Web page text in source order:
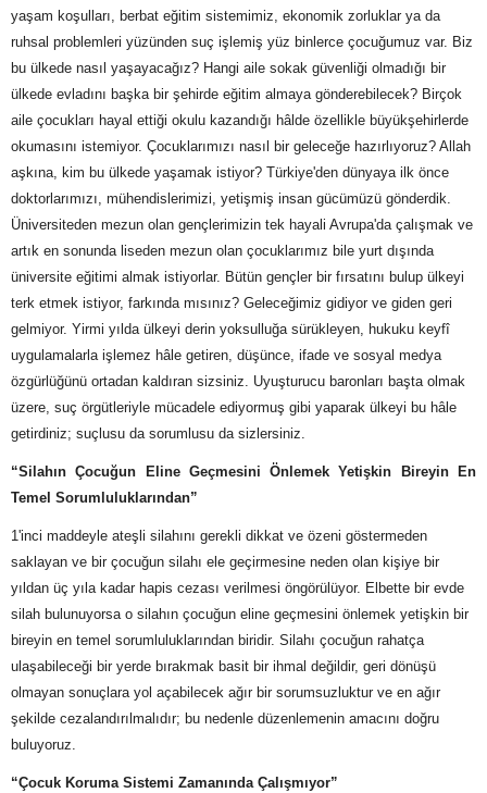
yaşam koşulları, berbat eğitim sistemimiz, ekonomik zorluklar ya da
ruhsal problemleri yüzünden suç işlemiş yüz binlerce çocuğumuz var. Biz
bu ülkede nasıl yaşayacağız? Hangi aile sokak güvenliği olmadığı bir
ülkede evladını başka bir şehirde eğitim almaya gönderebilecek? Birçok
aile çocukları hayal ettiği okulu kazandığı hâlde özellikle büyükşehirlerde
okumasını istemiyor. Çocuklarımızı nasıl bir geleceğe hazırlıyoruz? Allah
aşkına, kim bu ülkede yaşamak istiyor? Türkiye'den dünyaya ilk önce
doktorlarımızı, mühendislerimizi, yetişmiş insan gücümüzü gönderdik.
Üniversiteden mezun olan gençlerimizin tek hayali Avrupa'da çalışmak ve
artık en sonunda liseden mezun olan çocuklarımız bile yurt dışında
üniversite eğitimi almak istiyorlar. Bütün gençler bir fırsatını bulup ülkeyi
terk etmek istiyor, farkında mısınız? Geleceğimiz gidiyor ve giden geri
gelmiyor. Yirmi yılda ülkeyi derin yoksulluğa sürükleyen, hukuku keyfî
uygulamalarla işlemez hâle getiren, düşünce, ifade ve sosyal medya
özgürlüğünü ortadan kaldıran sizsiniz. Uyuşturucu baronları başta olmak
üzere, suç örgütleriyle mücadele ediyormuş gibi yaparak ülkeyi bu hâle
getirdiniz; suçlusu da sorumlusu da sizlersiniz.
“Silahın Çocuğun Eline Geçmesini Önlemek Yetişkin Bireyin En
Temel Sorumluluklarından”
1'inci maddeyle ateşli silahını gerekli dikkat ve özeni göstermeden
saklayan ve bir çocuğun silahı ele geçirmesine neden olan kişiye bir
yıldan üç yıla kadar hapis cezası verilmesi öngörülüyor. Elbette bir evde
silah bulunuyorsa o silahın çocuğun eline geçmesini önlemek yetişkin bir
bireyin en temel sorumluluklarından biridir. Silahı çocuğun rahatça
ulaşabileceği bir yerde bırakmak basit bir ihmal değildir, geri dönüşü
olmayan sonuçlara yol açabilecek ağır bir sorumsuzluktur ve en ağır
şekilde cezalandırılmalıdır; bu nedenle düzenlemenin amacını doğru
buluyoruz.
“Çocuk Koruma Sistemi Zamanında Çalışmıyor”